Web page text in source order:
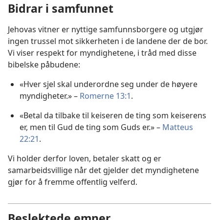
Bidrar i samfunnet
Jehovas vitner er nyttige samfunnsborgere og utgjør
ingen trussel mot sikkerheten i de landene der de bor.
Vi viser respekt for myndighetene, i tråd med disse
bibelske påbudene:
«Hver sjel skal underordne seg under de høyere
myndigheter.» – Romerne 13:1.
«Betal da tilbake til keiseren de ting som keiserens
er, men til Gud de ting som Guds er.» – Matteus
22:21.
Vi holder derfor loven, betaler skatt og er
samarbeidsvillige når det gjelder det myndighetene
gjør for å fremme offentlig velferd.